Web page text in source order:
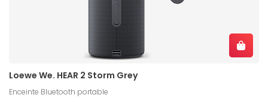
Loewe We. HEAR 2 Storm Grey
Enceinte Bluetooth portable